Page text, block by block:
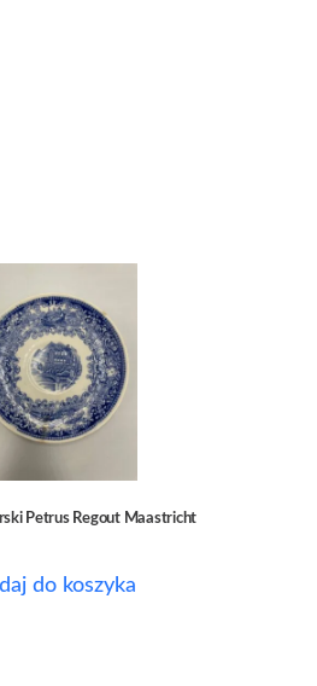
Petrus Regout Maastricht
do koszyka